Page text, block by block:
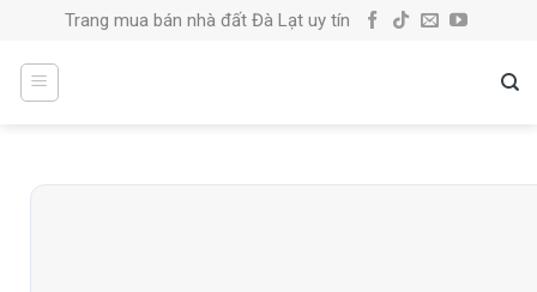
content
Trang mua bán nhà đất Đà Lạt uy tín